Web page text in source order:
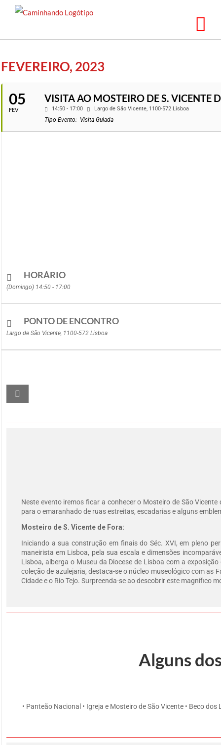
Saltar
FEVEREIRO, 2023
05
FEV
VISITA AO MOSTEIRO DE S. VICENTE
14:50 - 17:00 Largo de São Vicente, 1100-572 Lisboa
Tipo Evento: Visita Guiada
HORÁRIO
(Domingo) 14:50 - 17:00
PONTO DE ENCONTRO
Largo de São Vicente, 1100-572 Lisboa
Neste evento iremos ficar a conhecer o Mosteiro de São
para o emaranhado de ruas estreitas, escadarias e alguns
Mosteiro de S. Vicente de Fora:
Iniciando a sua construção em finais do Séc. XVI, em pleno
maneirista em Lisboa, pela sua escala e dimensões
Lisboa, alberga o Museu da Diocese de Lisboa com a
coleção de azulejaria, destaca-se o núcleo museológico com as
Cidade e o Rio Tejo. Surpreenda-se ao descobrir este magnífico
Alguns
• Panteão Nacional • Igreja e Mosteiro de São Vicente • Beco